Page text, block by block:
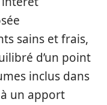
sains et frais,
d’un point
inclus dans
un apport